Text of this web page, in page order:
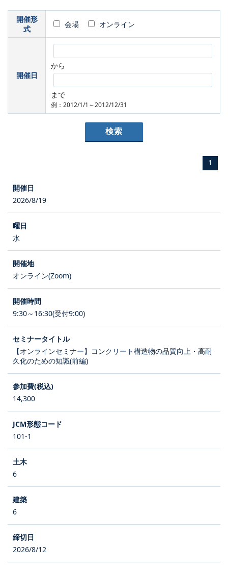
開催形
式
会場 オンライン
開催日
から
まで
例：2012/1/1～2012/12/31
1
2026/8/19
水
オンライン(Zoom)
9:30～16:30(受付9:00)
【オンラインセミナー】コンクリート構造物の品質向上・高耐
久化のための知識(前編)
14,300
101-1
6
6
2026/8/12